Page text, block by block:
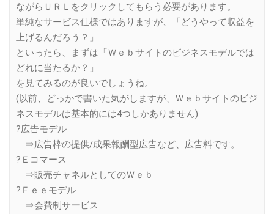
ながらＵＲＬをクリックしてもらう必要があります。
単純なサービス仕様ではありますが、「どうやって収益を
上げるんだろう？」
といったら、まずは「Ｗｅｂサイトのビジネスモデルでは
どれに当たるか？」
を見てみるのが良いでしょうね。
(以前、どっかで書いた気がしますが、Ｗｅｂサイトのビジ
ネスモデルは基本的には4つしかありません)
?広告モデル
⇒広告枠の提供/成果報酬型広告など、広告料です。
?Ｅコマース
⇒販売チャネルとしてのＷｅｂ
?Ｆｅｅモデル
⇒会費制サービス